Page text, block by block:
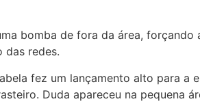
bomba de fora da área,
das redes.
fez um lançamento alto para
Duda apareceu na pequena